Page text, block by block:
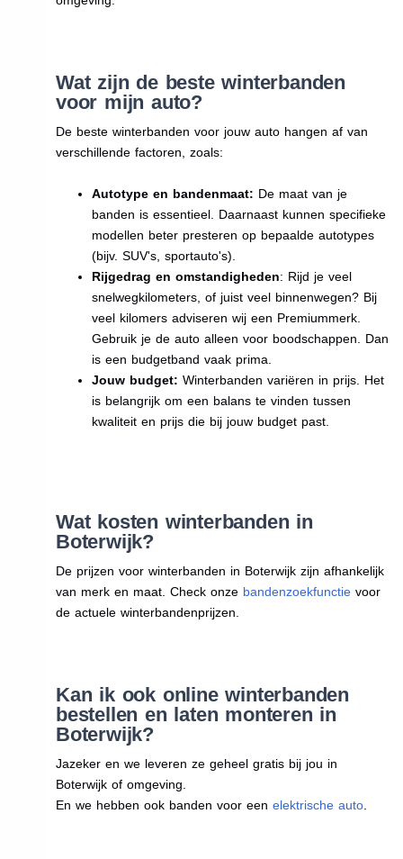
Wat zijn de beste winterbanden
voor mijn auto?
De beste winterbanden voor jouw auto hangen af van
verschillende factoren, zoals:
Autotype en bandenmaat: De maat van je
banden is essentieel. Daarnaast kunnen specifieke
modellen beter presteren op bepaalde autotypes
(bijv. SUV's, sportauto's).
Rijgedrag en omstandigheden: Rijd je veel
snelwegkilometers, of juist veel binnenwegen? Bij
veel kilomers adviseren wij een Premiummerk.
Gebruik je de auto alleen voor boodschappen. Dan
is een budgetband vaak prima.
Jouw budget: Winterbanden variëren in prijs. Het
is belangrijk om een balans te vinden tussen
kwaliteit en prijs die bij jouw budget past.
Wat kosten winterbanden in
Boterwijk?
De prijzen voor winterbanden in Boterwijk zijn afhankelijk
van merk en maat. Check onze bandenzoekfunctievoor
de actuele winterbandenprijzen.
Kan ik ook online winterbanden
bestellen en laten monteren in
Boterwijk?
Jazeker en we leveren ze geheel gratis bij jou in
Boterwijk of omgeving.
En we hebben ook banden voor een elektrische auto.